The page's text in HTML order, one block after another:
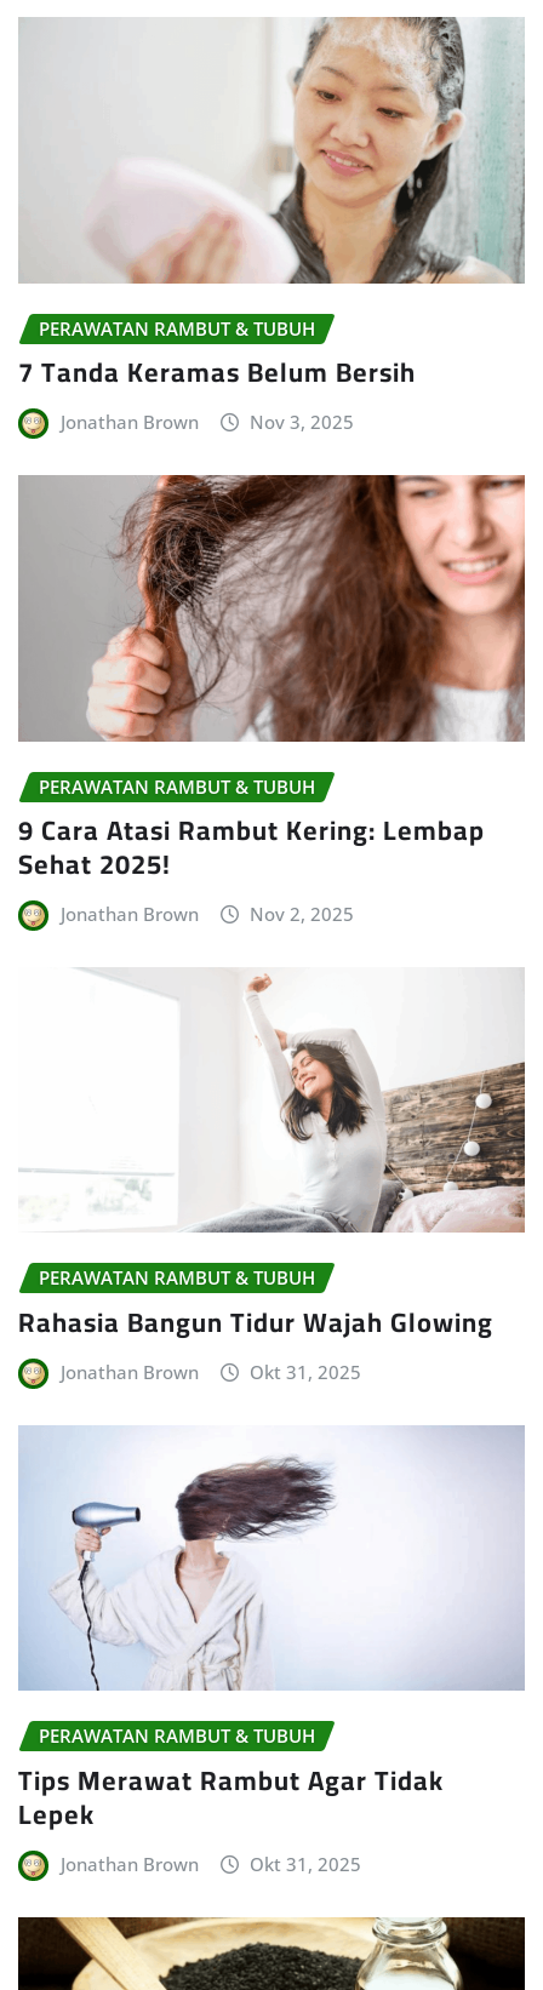
PERAWATAN RAMBUT & TUBUH
7 Tanda Keramas Belum Bersih
Jonathan Brown Nov 3, 2025
PERAWATAN RAMBUT & TUBUH
9 Cara Atasi Rambut Kering: Lembap
Sehat 2025!
Jonathan Brown Nov 2, 2025
PERAWATAN RAMBUT & TUBUH
Rahasia Bangun Tidur Wajah Glowing
Jonathan Brown Okt 31, 2025
PERAWATAN RAMBUT & TUBUH
Tips Merawat Rambut Agar Tidak
Lepek
Jonathan Brown Okt 31, 2025